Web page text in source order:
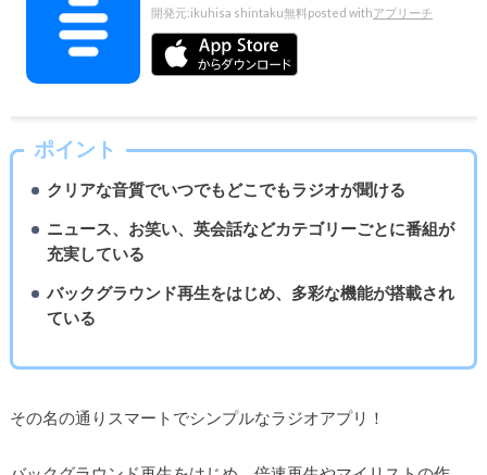
開発元:ikuhisa shintaku無料posted withアプリーチ
ポイント
クリアな音質でいつでもどこでもラジオが聞ける
ニュース、お笑い、英会話などカテゴリーごとに番組が
充実している
バックグラウンド再生をはじめ、多彩な機能が搭載され
ている
その名の通りスマートでシンプルなラジオアプリ！